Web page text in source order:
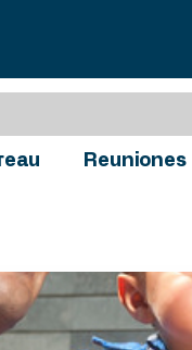
Reuniones